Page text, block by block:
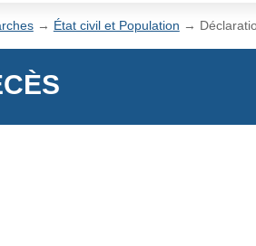
→ État civil et Population →